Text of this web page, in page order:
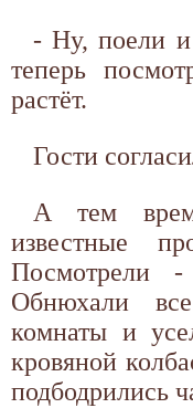
- Ну, поели
теперь
растёт.
Гости
А тем
известные
Посмотрели -
Обнюхали
комнаты и
кровяной
подбодрились